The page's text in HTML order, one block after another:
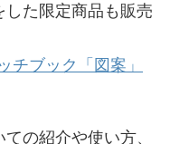
た限定商品も販売
チブック「図案」
の紹介や使い方、